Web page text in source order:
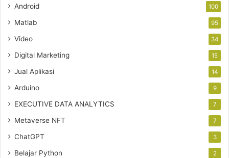
Android 100
Matlab 95
Video 34
Digital Marketing 15
Jual Aplikasi 14
Arduino 9
EXECUTIVE DATA ANALYTICS 7
Metaverse NFT 7
ChatGPT 3
Belajar Python 2